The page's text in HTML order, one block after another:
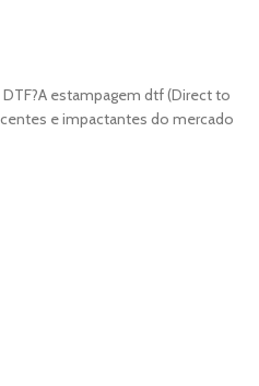
estampagem dtf (Direct to
e impactantes do mercado